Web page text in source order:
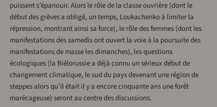
puissent s’épanouir. Alors le rôle de la classe ouvrière (dont le
début des grèves a obligé, un temps, Loukachenko à limiter la
répression, montrant ainsi sa force), le rôle des femmes (dont les
manifestations des samedis ont ouvert la voie à la poursuite des
manifestations de masse les dimanches), les questions
écologiques (la Biélorussie a déjà connu un sérieux début de
changement climatique, le sud du pays devenant une région de
steppes alors qu’il était il y a encore cinquante ans une forêt
marécageuse) seront au centre des discussions.